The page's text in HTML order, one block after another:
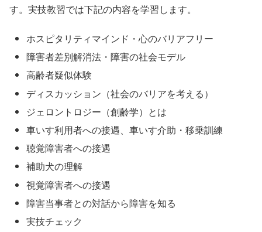
す。実技教習では下記の内容を学習します。
ホスピタリティマインド・心のバリアフリー
障害者差別解消法・障害の社会モデル
高齢者疑似体験
ディスカッション（社会のバリアを考える）
ジェロントロジー（創齢学）とは
車いす利用者への接遇、車いす介助・移乗訓練
聴覚障害者への接遇
補助犬の理解
視覚障害者への接遇
障害当事者との対話から障害を知る
実技チェック